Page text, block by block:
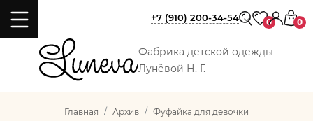
Фабрика детской одежды
Лунёвой Н. Г.
+7 (910) 200-34-54 0 0
Главная Архив Фуфайка для девочки